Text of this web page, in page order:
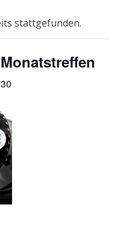
stattgefunden.